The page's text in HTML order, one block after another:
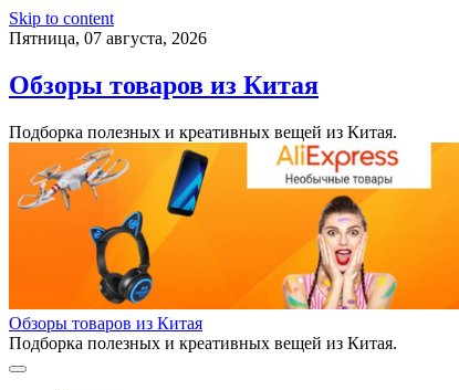
Skip to content
Пятница, 07 августа, 2026
Обзоры товаров из Китая
Подборка полезных и креативных вещей из Китая.
Обзоры товаров из Китая
Подборка полезных и креативных вещей из Китая.